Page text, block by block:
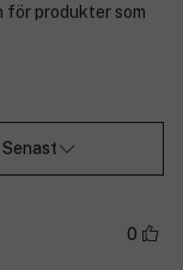
för produkter som
Senast
0